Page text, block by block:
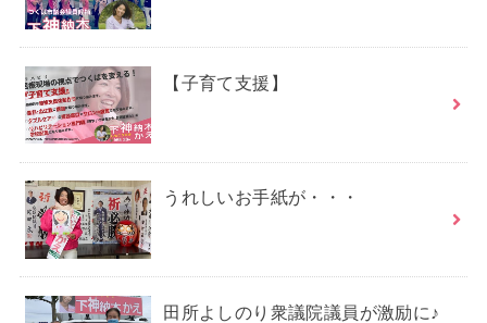
【子育て支援】
うれしいお手紙が・・・
田所よしのり衆議院議員が激励に♪